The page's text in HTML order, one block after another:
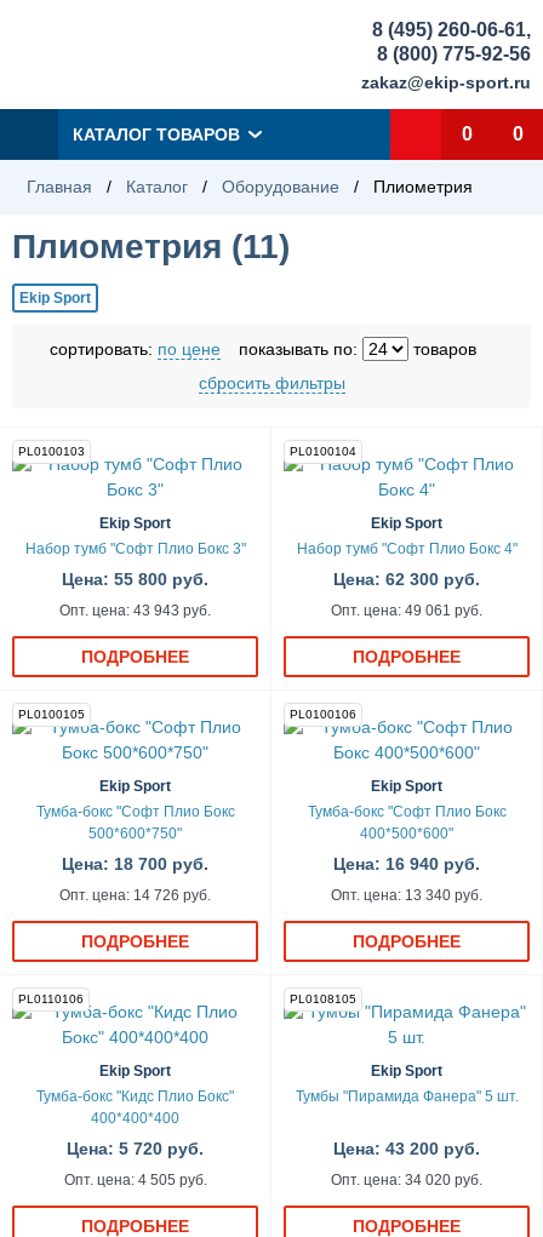
8 (495) 260-06-61,
8 (800) 775-92-56
zakaz@ekip-sport.ru
КАТАЛОГ ТОВАРОВ 0 0
Главная / Каталог / Оборудование / Плиометрия
Плиометрия (11)
Ekip Sport
сортировать: по цене показывать по:
товаров
сбросить фильтры
PL0100103
Ekip Sport
Набор тумб "Софт Плио Бокс 3"
Цена: 55 800 руб.
Опт. цена: 43 943 руб.
ПОДРОБНЕЕ
PL0100104
Ekip Sport
Набор тумб "Софт Плио Бокс 4"
Цена: 62 300 руб.
Опт. цена: 49 061 руб.
ПОДРОБНЕЕ
PL0100105
Ekip Sport
Тумба-бокс "Софт Плио Бокс
500*600*750"
Цена: 18 700 руб.
Опт. цена: 14 726 руб.
ПОДРОБНЕЕ
PL0100106
Ekip Sport
Тумба-бокс "Софт Плио Бокс
400*500*600"
Цена: 16 940 руб.
Опт. цена: 13 340 руб.
ПОДРОБНЕЕ
PL0110106
Ekip Sport
Тумба-бокс "Кидс Плио Бокс"
400*400*400
Цена: 5 720 руб.
Опт. цена: 4 505 руб.
ПОДРОБНЕЕ
PL0108105
Ekip Sport
Тумбы "Пирамида Фанера" 5 шт.
Цена: 43 200 руб.
Опт. цена: 34 020 руб.
ПОДРОБНЕЕ